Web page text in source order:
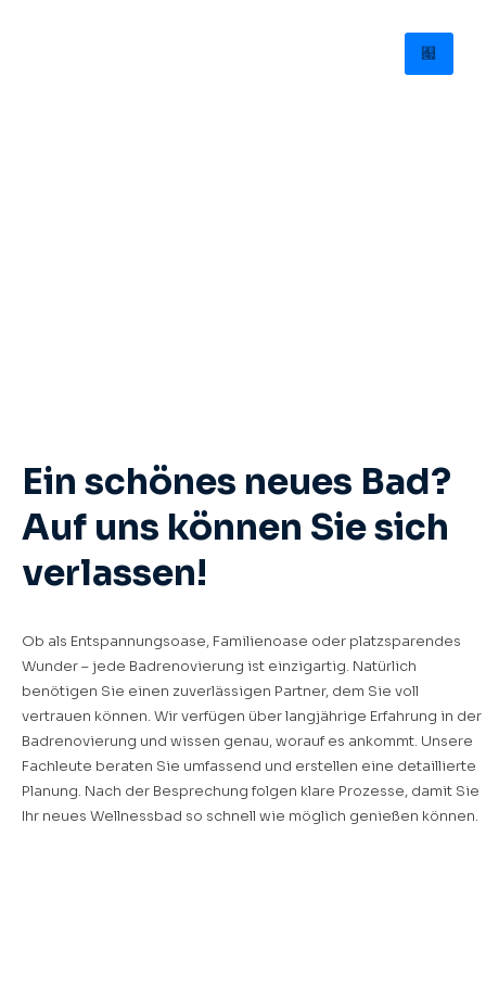
Ein schönes neues Bad?
Auf uns können Sie sich
verlassen!
Ob als Entspannungsoase, Familienoase oder platzsparendes
Wunder – jede Badrenovierung ist einzigartig. Natürlich
benötigen Sie einen zuverlässigen Partner, dem Sie voll
vertrauen können. Wir verfügen über langjährige Erfahrung in der
Badrenovierung und wissen genau, worauf es ankommt. Unsere
Fachleute beraten Sie umfassend und erstellen eine detaillierte
Planung. Nach der Besprechung folgen klare Prozesse, damit Sie
Ihr neues Wellnessbad so schnell wie möglich genießen können.